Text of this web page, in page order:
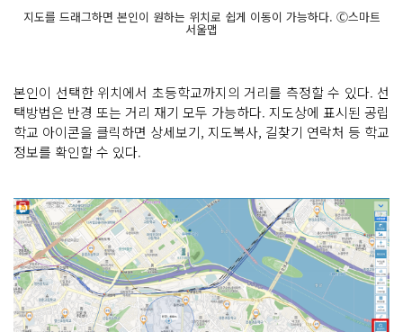
지도를 드래그하면 본인이 원하는 위치로 쉽게 이동이 가능하다. Ⓒ스마트
서울맵
본인이 선택한 위치에서 초등학교까지의 거리를 측정할 수 있다. 선
택방법은 반경 또는 거리 재기 모두 가능하다. 지도상에 표시된 공립
학교 아이콘을 클릭하면 상세보기, 지도복사, 길찾기 연락처 등 학교
정보를 확인할 수 있다.